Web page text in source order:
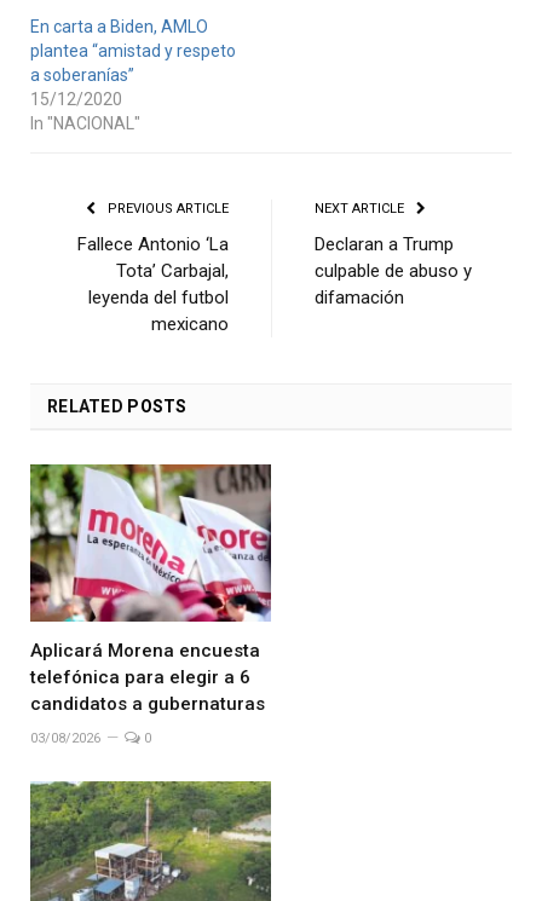
En carta a Biden, AMLO
plantea “amistad y respeto
a soberanías”
15/12/2020
In "NACIONAL"
PREVIOUS ARTICLE
Fallece Antonio ‘La
Tota’ Carbajal,
leyenda del futbol
mexicano
NEXT ARTICLE
Declaran a Trump
culpable de abuso y
difamación
RELATED POSTS
Aplicará Morena encuesta
telefónica para elegir a 6
candidatos a gubernaturas
03/08/2026 0